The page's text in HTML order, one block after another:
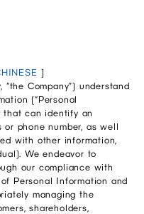
]
Company”) understand
(“Personal
that can identify an
or phone number, as well
with other information,
We endeavor to
our compliance with
Personal Information and
managing the
shareholders,